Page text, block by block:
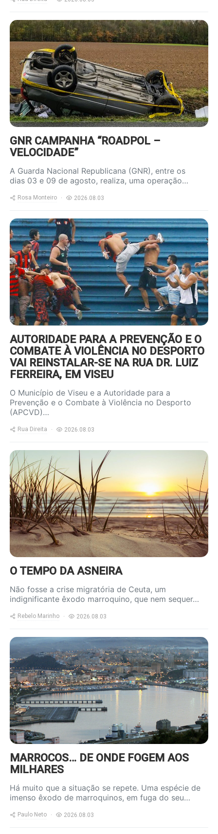
https://www.ruadireita.pt/wp-
content/uploads/2023/04/acidente-
800x600.jpg
GNR CAMPANHA “ROADPOL –
VELOCIDADE”
A Guarda Nacional Republicana (GNR), entre os
dias 03 e 09 de agosto, realiza, uma operação…
Rosa Monteiro 2026.08.03
https://www.ruadireita.pt/wp-
content/uploads/2022/09/foot-
violencia-800x600.jpg
AUTORIDADE PARA A PREVENÇÃO E O
COMBATE À VIOLÊNCIA NO DESPORTO
VAI REINSTALAR-SE NA RUA DR. LUIZ
FERREIRA, EM VISEU
O Município de Viseu e a Autoridade para a
Prevenção e o Combate à Violência no Desporto
(APCVD)…
Rua Direita 2026.08.03
https://www.ruadireita.pt/wp-
content/uploads/2020/05/praia-
1-800x600.jpg
O TEMPO DA ASNEIRA
Não fosse a crise migratória de Ceuta, um
indignificante êxodo marroquino, que nem sequer…
Rebelo Marinho 2026.08.03
https://www.ruadireita.pt/wp-
content/uploads/2026/08/ceuta-
800x600.jpg
MARROCOS… DE ONDE FOGEM AOS
MILHARES
Há muito que a situação se repete. Uma espécie de
imenso êxodo de marroquinos, em fuga do seu…
Paulo Neto 2026.08.03